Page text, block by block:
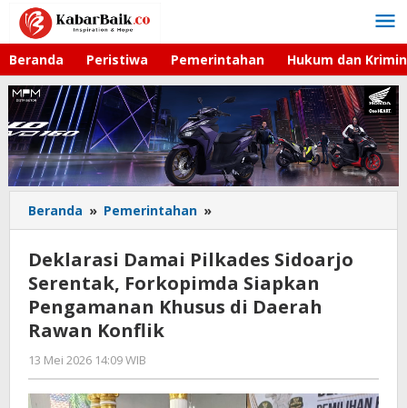
Lewati
konten
Beranda Peristiwa Pemerintahan Hukum dan
Beranda » Pemerintahan »
Damai
Pilkades
Sidoarjo
Serentak,
Forkopimda
di
Daerah
Deklarasi Damai Pilkades Sidoarjo
Serentak, Forkopimda Siapkan
Pengamanan Khusus di Daerah
Rawan Konflik
13 Mei 2026 14:09 WIB
Imam
WD